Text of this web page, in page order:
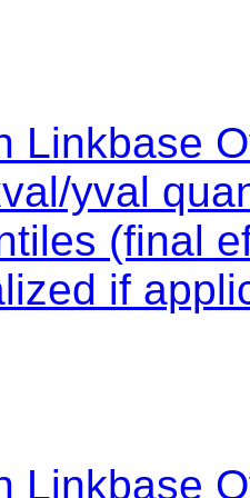
Linkbase
yval
(final
if
Linkbase